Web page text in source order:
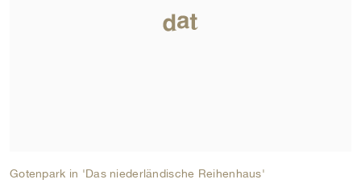
Gotenpark in 'Das niederländische Reihenhaus'